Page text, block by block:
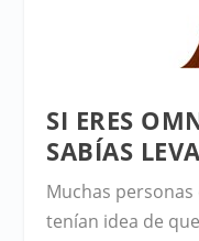
SI ERES
SABÍAS
Muchas
tenían idea de